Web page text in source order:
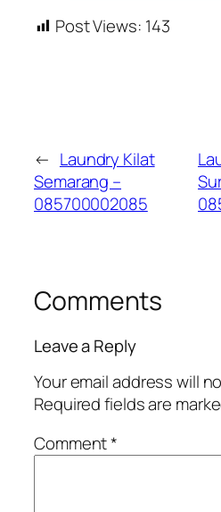
Post Views: 143
← Laundry Kilat
Semarang –
085700002085
Comments
Leave a Reply
Your email address will
Required fields are
Comment*